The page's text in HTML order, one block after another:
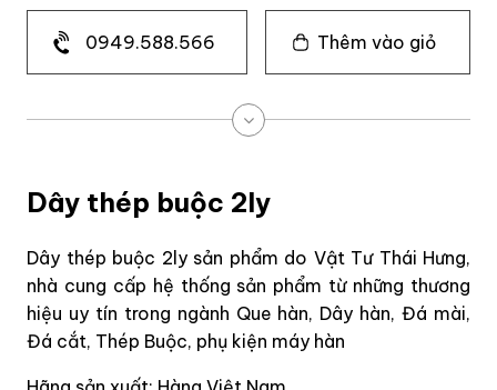
0949.588.566 Thêm vào giỏ
Dây thép buộc 2ly
Dây thép buộc 2ly sản phẩm do Vật Tư Thái Hưng,
nhà cung cấp hệ thống sản phẩm từ những thương
hiệu uy tín trong ngành Que hàn, Dây hàn, Đá mài,
Đá cắt, Thép Buộc, phụ kiện máy hàn